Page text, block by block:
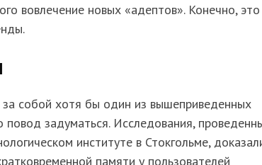
вовлечение новых «адептов». Конечно, это
за собой хотя бы один из вышеприведенных
повод задуматься. Исследования,
институте в Стокгольме,
памяти у пользователей